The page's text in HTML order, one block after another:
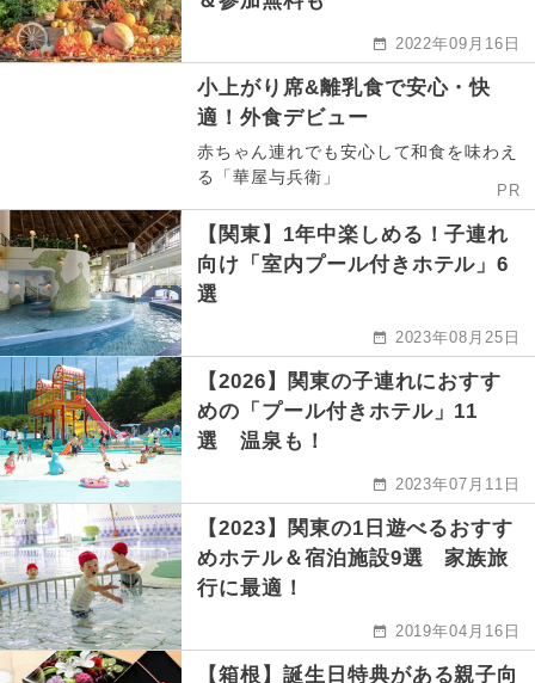
2022年09月16日
小上がり席&離乳食で安心・快
適！外食デビュー
赤ちゃん連れでも安心して和食を味わえ
る「華屋与兵衛」
PR
【関東】1年中楽しめる！子連れ
向け「室内プール付きホテル」6
選
2023年08月25日
【2026】関東の子連れにおすす
めの「プール付きホテル」11
選 温泉も！
2023年07月11日
【2023】関東の1日遊べるおすす
めホテル＆宿泊施設9選 家族旅
行に最適！
2019年04月16日
【箱根】誕生日特典がある親子向